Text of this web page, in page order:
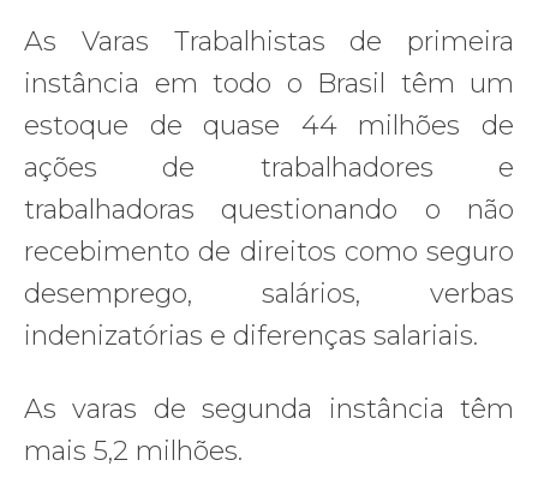
As Varas Trabalhistas de primeira
instância em todo o Brasil têm um
estoque de quase 44 milhões de
ações de trabalhadores e
trabalhadoras questionando o não
recebimento de direitos como seguro
desemprego, salários, verbas
indenizatórias e diferenças salariais.
As varas de segunda instância têm
mais 5,2 milhões.